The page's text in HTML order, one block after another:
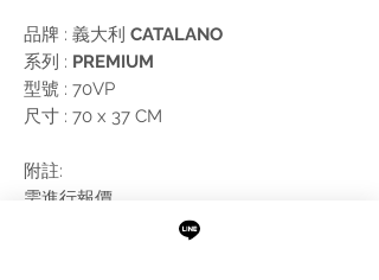
品牌 : 義大利 CATALANO
系列 : PREMIUM
型號 : 70VP
尺寸 : 70 x 37 CM
附註:
需進行報價
無開孔版本，下訂後需電洽確認開孔事宜